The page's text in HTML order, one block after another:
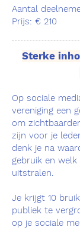
Aantal
Prijs: € 210
Sterke
Op sociale
vereniging een
om
zijn voor je
denk je na
gebruik en welk
uitstralen.
Je krijgt 10
publiek te
op je sociale